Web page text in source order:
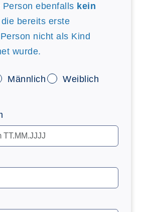
ebenfalls kein
bereits erste
nicht als Kind
wurde.
Männlich
Weiblich